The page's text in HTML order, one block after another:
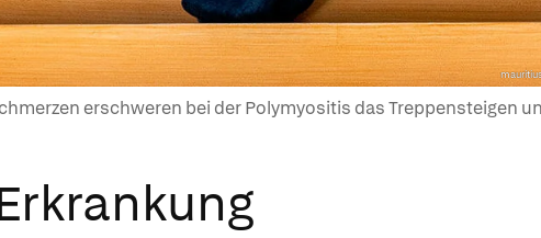
erschweren bei der Polymyositis das Treppensteigen